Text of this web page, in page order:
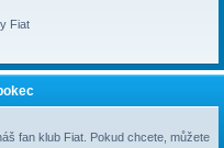
Fiat
fan klub Fiat. Pokud chcete, můžete